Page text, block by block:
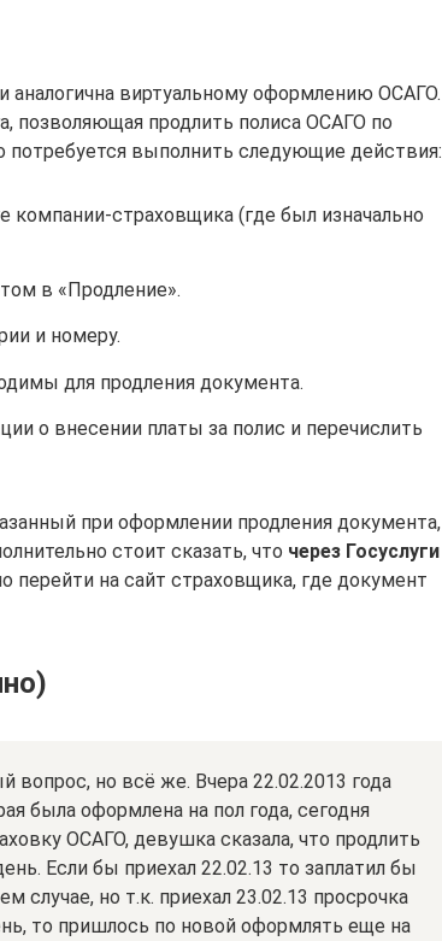
аналогична виртуальному оформлению ОСАГО.
позволяющая продлить полиса ОСАГО по
потребуется выполнить следующие действия:
компании-страховщика (где был изначально
в «Продление».
и номеру.
для продления документа.
о внесении платы за полис и перечислить
при оформлении продления документа,
стоит сказать, что через Госуслуги
перейти на сайт страховщика, где документ
но всё же. Вчера 22.02.2013 года
была оформлена на пол года, сегодня
ОСАГО, девушка сказала, что продлить
Если бы приехал 22.02.13 то заплатил бы
случае, но т.к. приехал 23.02.13 просрочка
то пришлось по новой оформлять еще на